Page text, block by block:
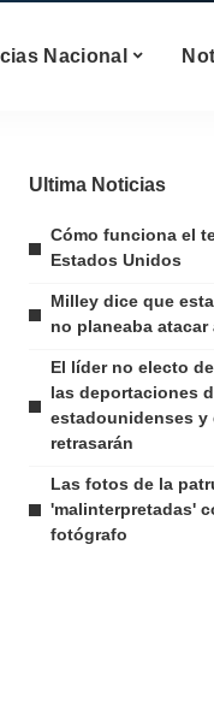
Nacional
Ultima Noticias
Cómo funciona el
Estados Unidos
Milley dice que
no planeaba atacar
El líder no electo
las deportaciones
estadounidenses y
retrasarán
Las fotos de la
'malinterpretadas'
fotógrafo